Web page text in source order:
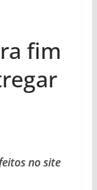
fim
no site